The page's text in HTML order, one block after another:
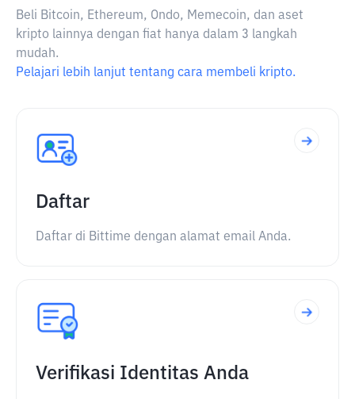
Beli Bitcoin, Ethereum, Ondo, Memecoin, dan aset
kripto lainnya dengan fiat hanya dalam 3 langkah
mudah.
Pelajari lebih lanjut tentang cara membeli kripto.
Daftar
Daftar di Bittime dengan alamat email Anda.
Verifikasi Identitas Anda